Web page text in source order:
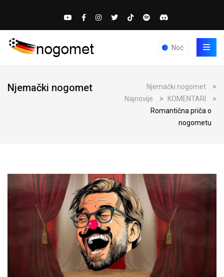
Noć
Njemački nogomet Njemački nogomet
>
Najnovije
> KOMENTARI
>
Romantična priča o
nogometu